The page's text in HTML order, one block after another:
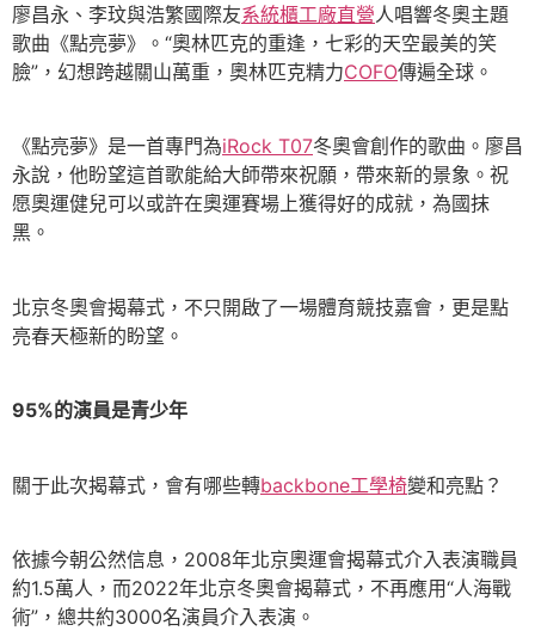
廖昌永、李玟與浩繁國際友系統櫃工廠直營人唱響冬奧主題
歌曲《點亮夢》。“奧林匹克的重逢，七彩的天空最美的笑
臉”，幻想跨越關山萬重，奧林匹克精力COFO傳遍全球。
《點亮夢》是一首專門為iRock T07冬奧會創作的歌曲。廖昌
永說，他盼望這首歌能給大師帶來祝願，帶來新的景象。祝
愿奧運健兒可以或許在奧運賽場上獲得好的成就，為國抹
黑。
北京冬奧會揭幕式，不只開啟了一場體育競技嘉會，更是點
亮春天極新的盼望。
95%的演員是青少年
關于此次揭幕式，會有哪些轉backbone工學椅變和亮點？
依據今朝公然信息，2008年北京奧運會揭幕式介入表演職員
約1.5萬人，而2022年北京冬奧會揭幕式，不再應用“人海戰
術”，總共約3000名演員介入表演。